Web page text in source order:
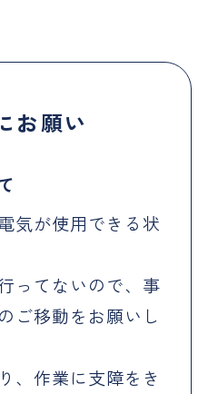
お願い
気が使用できる状
ってないので、事
ご移動をお願いし
、作業に支障をき